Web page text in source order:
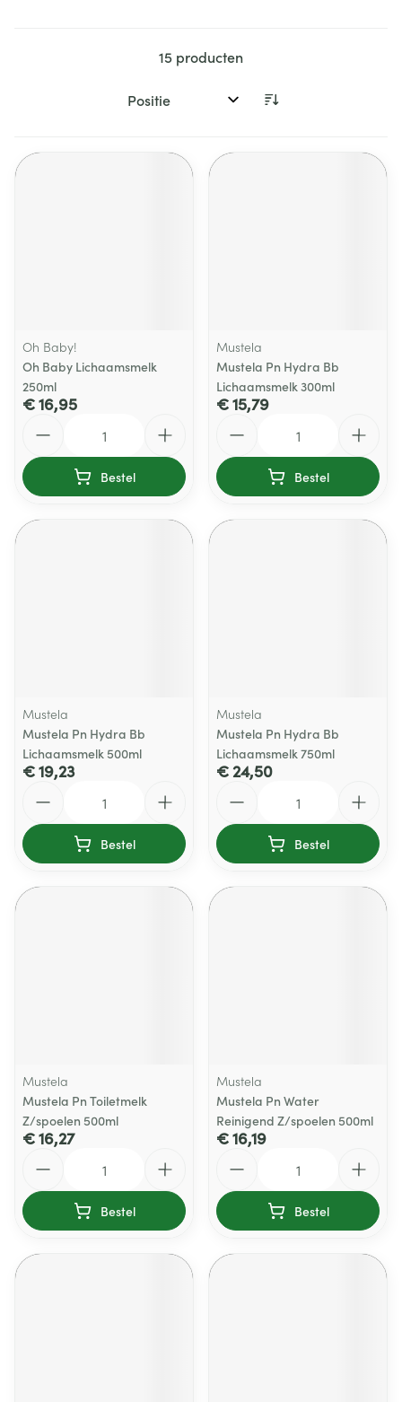
15 producten
Sorteer op:
Oh Baby!
Oh Baby Lichaamsmelk
250ml
€ 16,95
Bestel
Mustela
Mustela Pn Hydra Bb
Lichaamsmelk 300ml
€ 15,79
Bestel
Mustela
Mustela Pn Hydra Bb
Lichaamsmelk 500ml
€ 19,23
Bestel
Mustela
Mustela Pn Hydra Bb
Lichaamsmelk 750ml
€ 24,50
Bestel
Mustela
Mustela Pn Toiletmelk
Z/spoelen 500ml
€ 16,27
Bestel
Mustela
Mustela Pn Water
Reinigend Z/spoelen 500ml
€ 16,19
Bestel